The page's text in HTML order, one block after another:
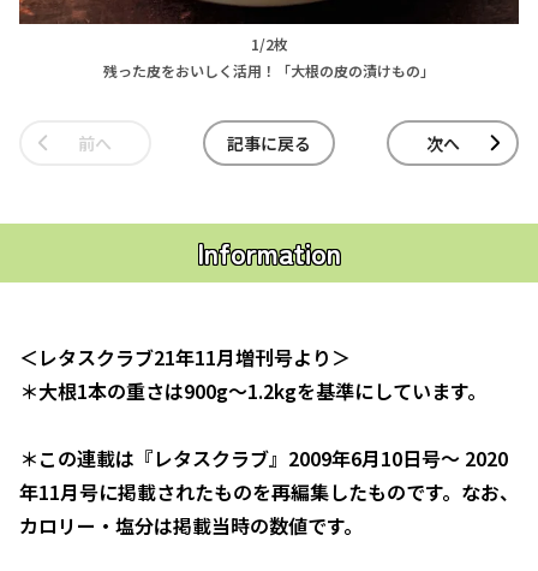
1/2枚
残った皮をおいしく活用！「大根の皮の漬けもの」
前へ 記事に戻る 次へ
Information
＜レタスクラブ21年11月増刊号より＞
＊大根1本の重さは900g～1.2kgを基準にしています。
＊この連載は『レタスクラブ』2009年6月10日号～ 2020
年11月号に掲載されたものを再編集したものです。なお、
カロリー・塩分は掲載当時の数値です。